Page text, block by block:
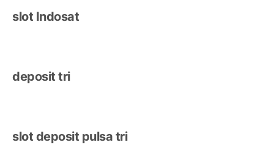
slot Indosat
deposit tri
slot deposit pulsa tri